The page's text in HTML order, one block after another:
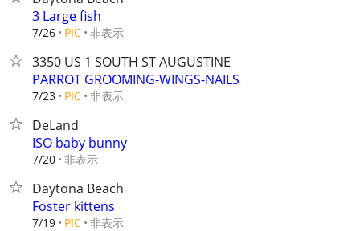
3 Large fish
7/26 PIC 非表示
3350 US 1 SOUTH ST AUGUSTINE
PARROT GROOMING-WINGS-NAILS
7/23 PIC 非表示
DeLand
ISO baby bunny
7/20 非表示
Daytona Beach
Foster kittens
7/19 PIC 非表示